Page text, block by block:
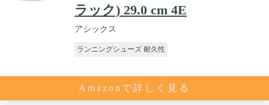
ラック) 29.0 cm 4E
アシックス
ランニングシューズ 耐久性
Amazonで詳しく見る